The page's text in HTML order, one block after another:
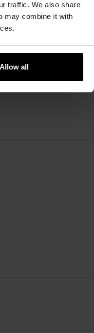
traffic. We also share
may combine it with
Allow all